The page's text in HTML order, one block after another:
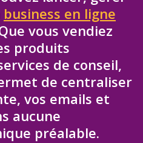
business en ligne
vous vendiez
produits
de conseil,
de centraliser
vos emails et
aucune
préalable.